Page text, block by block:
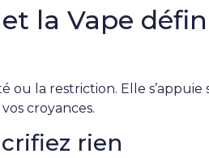
la Vape
ou la restriction. Elle
croyances.
rien